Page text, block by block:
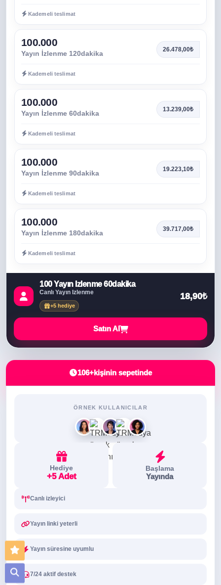
Kademeli teslimat
100.000
Yayın İzlenme 120dakika 26.478,00₺
Kademeli teslimat
100.000
Yayın İzlenme 60dakika 13.239,00₺
Kademeli teslimat
100.000
Yayın İzlenme 90dakika 19.223,10₺
Kademeli teslimat
100.000
Yayın İzlenme 180dakika 39.717,00₺
Kademeli teslimat
100 Yayın İzlenme 60dakika
Canlı Yayın İzlenme
+5 hediye
18,90₺
Satın Al
106+kişinin sepetinde
ÖRNEK KULLANICILAR
Hediye
+5 Adet
Başlama
Yayında
Canlı izleyici
Yayın linki yeterli
Yayın süresine uyumlu
7/24 aktif destek